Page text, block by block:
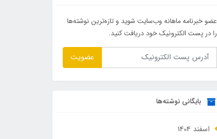
عضو خبرنامه ماهانه وب‌سایت شوید و تازه‌ترین نوشته‌ها
را در پست الکترونیک خود دریافت کنید.
عضویت
بایگانی نوشته‌ها
اسفند 1404